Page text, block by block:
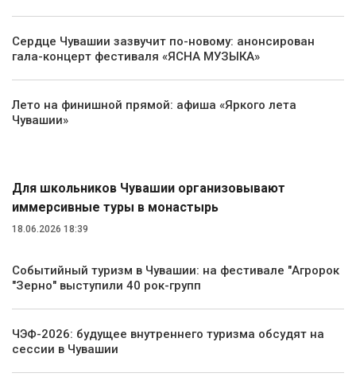
Сердце Чувашии зазвучит по-новому: анонсирован
гала-концерт фестиваля «ЯСНА МУЗЫКА»
Лето на финишной прямой: афиша «Яркого лета
Чувашии»
Для школьников Чувашии организовывают
иммерсивные туры в монастырь
18.06.2026 18:39
Событийный туризм в Чувашии: на фестивале "Агророк
"Зерно" выступили 40 рок-групп
ЧЭФ-2026: будущее внутреннего туризма обсудят на
сессии в Чувашии